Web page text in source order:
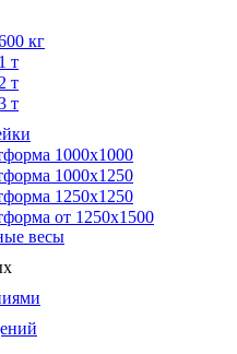
кг
т
т
т
1000х1000
1000х1250
1250х1250
от 1250х1500
весы